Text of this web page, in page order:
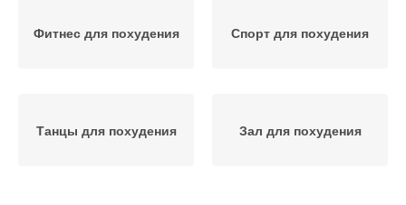
Фитнес для похудения Спорт для похудения
Танцы для похудения Зал для похудения